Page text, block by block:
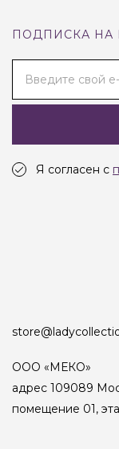
ПОДПИСКА НА
Введите свой
Я согласен с
ООО «МЕКО»
адрес 109089
помещение 01,